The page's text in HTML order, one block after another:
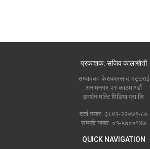
प्रकाशक: सजिव कालाखेती
सम्पादकः केशवप्रसाद भट्टराई
अनामनगर २९ काठमाण्डौं
इमर्शन मल्टि मिडिया प्रा लि
दर्ता नम्बर: ३८४२-२२०७९-८०
सम्पर्क नम्बर: ०१-५७०५१४७
QUICK NAVIGATION